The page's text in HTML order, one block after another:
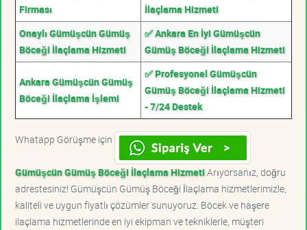
Firması
İlaçlama Hizmeti
Onaylı Gümüşcün Gümüş
Böceği İlaçlama Hizmeti
✅ Ankara En İyi Gümüşcün
Gümüş Böceği İlaçlama Hizmeti
Ankara Gümüşcün Gümüş
Böceği İlaçlama İşlemi
✅ Profesyonel Gümüşcün
Gümüş Böceği İlaçlama Hizmeti
- 7/24 Destek
Whatapp Görüşme için
Gümüşcün Gümüş Böceği İlaçlama HizmetiArıyorsanız, doğru
adrestesiniz! Gümüşcün Gümüş Böceği İlaçlama hizmetlerimizle,
kaliteli ve uygun fiyatlı çözümler sunuyoruz. Böcek ve haşere
ilaçlama hizmetlerinde en iyi ekipman ve tekniklerle, müşteri